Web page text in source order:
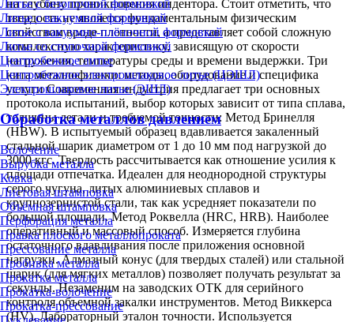
Литье с безопочной формовкой
Литье с вакуумной формовкой
Литье с вакуумно-плёночной формовкой
Литье со стопочной формовкой
Центробежное литье
Центробежное электрошлаковое литье (ЦЭШЛ)
Электрошлаковое литье (ЭШЛ)
Обработка металлов давлением
Волочение
Вырубка металла
Ковка
Листовая штамповка
Объёмная штамповка
Перфорация металла
Правка плоского металлопроката
Прессование металла
Пробивка металла
Прокатка металла
Прокатка-волочение
Прокатка-прессование
на глубину проникновения индентора. Стоит отметить, что
твердость не является фундаментальным физическим
свойством вроде плотности, а представляет собой сложную
комплексную характеристику, зависящую от скорости
нагружения, температуры среды и времени выдержки. Три
кита металлофизики: методы, оборудование и специфика
услуги Современная индустрия предлагает три основных
протокола испытаний, выбор которых зависит от типа сплава,
толщины детали и требуемой точности: Метод Бринелля
(HBW). В испытуемый образец вдавливается закаленный
стальной шарик диаметром от 1 до 10 мм под нагрузкой до
3000 кгс. Твердость рассчитывается как отношение усилия к
площади отпечатка. Идеален для неоднородной структуры
серого чугуна, литых алюминиевых сплавов и
крупнозернистой стали, так как усредняет показатели по
большой площади. Метод Роквелла (HRC, HRB). Наиболее
оперативный и массовый способ. Измеряется глубина
остаточного вдавливания после приложения основной
нагрузки. Алмазный конус (для твердых сталей) или стальной
шарик (для мягких металлов) позволяет получать результат за
секунды. Незаменим на заводских ОТК для серийного
контроля объемной закалки инструментов. Метод Виккерса
(HV). Лабораторный эталон точности. Используется